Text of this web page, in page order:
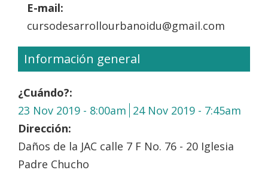
E-mail:
cursodesarrollourbanoidu@gmail.com
Información general
¿Cuándo?:
23 Nov 2019 - 8:00am 24 Nov 2019 - 7:45am
Dirección:
Daños de la JAC calle 7 F No. 76 - 20 Iglesia
Padre Chucho